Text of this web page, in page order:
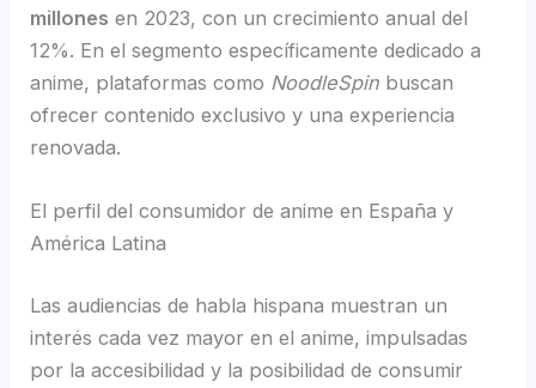
millones en 2023, con un crecimiento anual del
12%. En el segmento específicamente dedicado a
anime, plataformas como NoodleSpin buscan
ofrecer contenido exclusivo y una experiencia
renovada.
El perfil del consumidor de anime en España y
América Latina
Las audiencias de habla hispana muestran un
interés cada vez mayor en el anime, impulsadas
por la accesibilidad y la posibilidad de consumir